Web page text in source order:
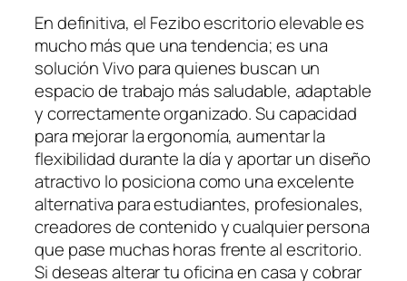
En definitiva, el Fezibo escritorio elevable es
mucho más que una tendencia; es una
solución Vivo para quienes buscan un
espacio de trabajo más saludable, adaptable
y correctamente organizado. Su capacidad
para mejorar la ergonomía, aumentar la
flexibilidad durante la día y aportar un diseño
atractivo lo posiciona como una excelente
alternativa para estudiantes, profesionales,
creadores de contenido y cualquier persona
que pase muchas horas frente al escritorio.
Si deseas alterar tu oficina en casa y cobrar